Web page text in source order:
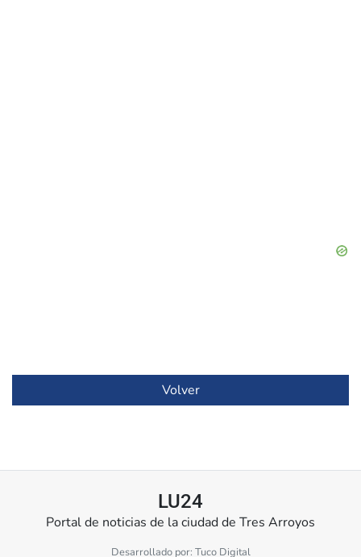
Volver
LU24
Portal de noticias de la ciudad de Tres Arroyos
Desarrollado por: Tuco Digital